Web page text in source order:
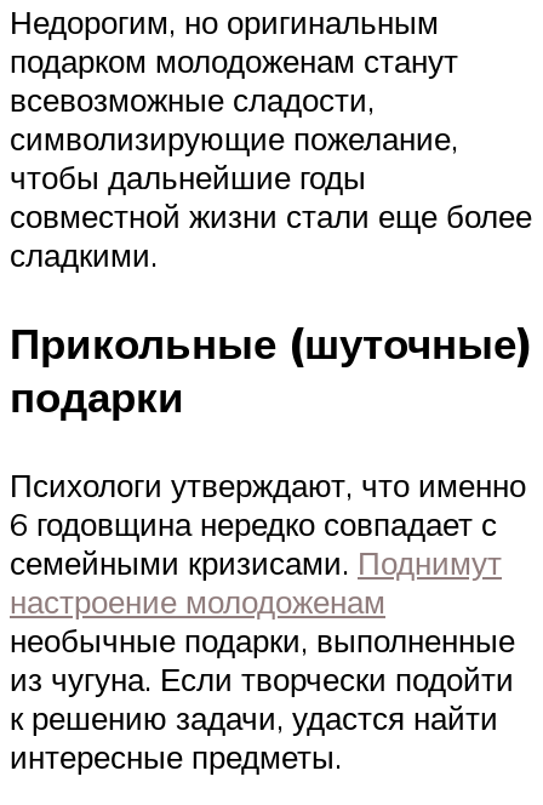
Недорогим, но оригинальным
подарком молодоженам станут
всевозможные сладости,
символизирующие пожелание,
чтобы дальнейшие годы
совместной жизни стали еще более
сладкими.
Прикольные (шуточные)
подарки
Психологи утверждают, что именно
6 годовщина нередко совпадает с
семейными кризисами. Поднимут
настроение молодоженам
необычные подарки, выполненные
из чугуна. Если творчески подойти
к решению задачи, удастся найти
интересные предметы.